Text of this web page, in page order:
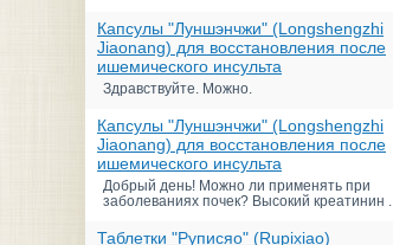
Капсулы "Луншэнчжи" (Longshengzhi
Jiaonang) для восстановления после
ишемического инсульта
Здравствуйте. Можно.
Капсулы "Луншэнчжи" (Longshengzhi
Jiaonang) для восстановления после
ишемического инсульта
Добрый день! Можно ли применять при
заболеваниях почек? Высокий креатинин .
Таблетки "Руписяо" (Rupixiao)